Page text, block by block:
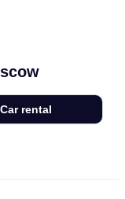
Car rental